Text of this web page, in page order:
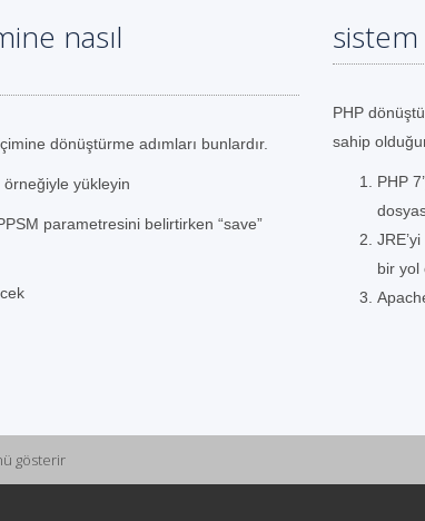
nasıl
dönüştürme adımları bunlardır.
örneğiyle yükleyin
parametresini belirtirken “save”
PHP
sahip
PHP
bir yol
gösterir